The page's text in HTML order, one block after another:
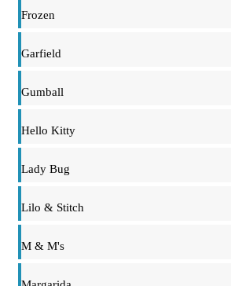
Frozen
Garfield
Gumball
Hello Kitty
Lady Bug
Lilo & Stitch
M & M's